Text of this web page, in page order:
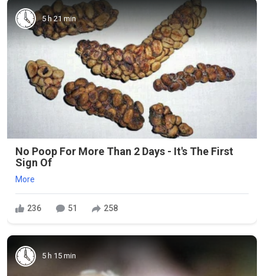
5 h 21 min
No Poop For More Than 2 Days - It's The First
Sign Of
More
236 51 258
5 h 15 min